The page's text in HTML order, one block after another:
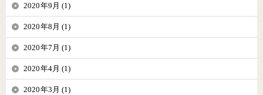
2020年9月 (1)
2020年8月 (1)
2020年7月 (1)
2020年4月 (1)
2020年3月 (1)